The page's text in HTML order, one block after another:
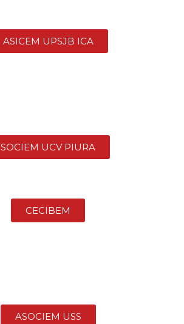
ASICEM UPSJB ICA
SOCIEM UCV PIURA
CECIBEM
ASOCIEM USS